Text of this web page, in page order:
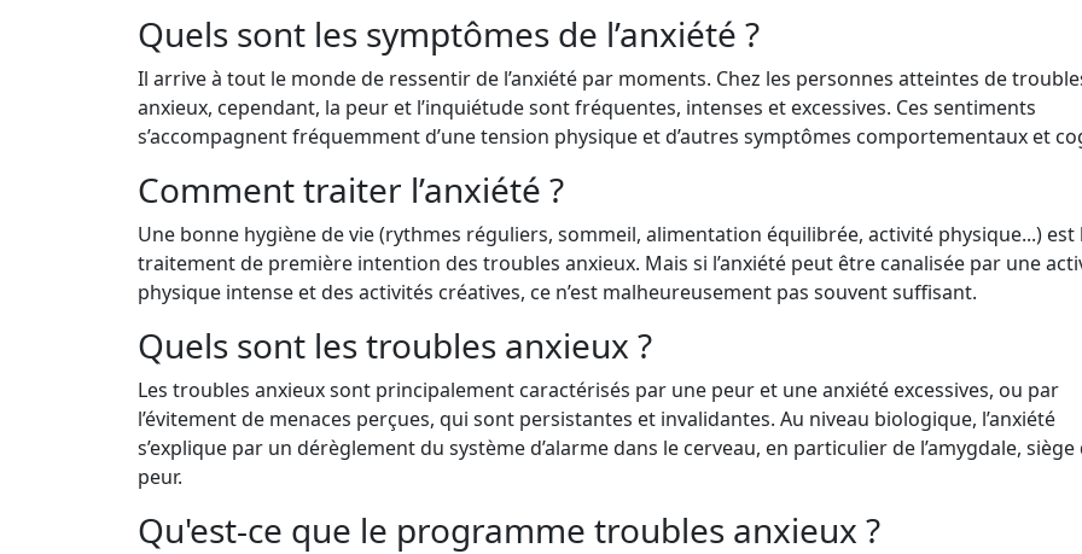
Quels sont les symptômes de l’anxiété ?
Il arrive à tout le monde de ressentir de l’anxiété par moments. Chez les personnes atteintes de
anxieux, cependant, la peur et l’inquiétude sont fréquentes, intenses et excessives. Ces sentiments
s’accompagnent fréquemment d’une tension physique et d’autres symptômes comportementaux et
Comment traiter l’anxiété ?
Une bonne hygiène de vie (rythmes réguliers, sommeil, alimentation équilibrée, activité physique...) est
traitement de première intention des troubles anxieux. Mais si l’anxiété peut être canalisée par une
physique intense et des activités créatives, ce n’est malheureusement pas souvent suffisant.
Quels sont les troubles anxieux ?
Les troubles anxieux sont principalement caractérisés par une peur et une anxiété excessives, ou par
l’évitement de menaces perçues, qui sont persistantes et invalidantes. Au niveau biologique, l’anxiété
s’explique par un dérèglement du système d’alarme dans le cerveau, en particulier de l’amygdale, siège
peur.
Qu'est-ce que le programme troubles anxieux ?